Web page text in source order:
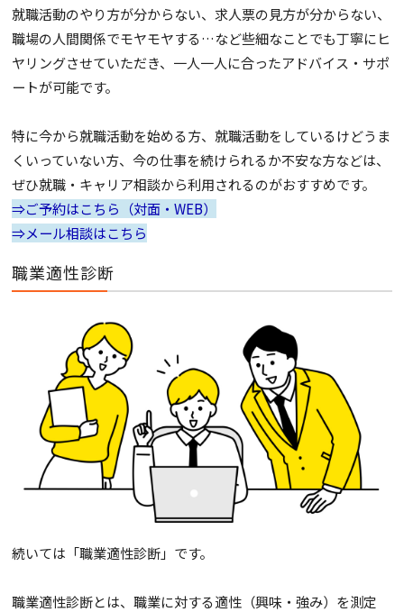
就職活動のやり方が分からない、求人票の見方が分からない、
職場の人間関係でモヤモヤする…など些細なことでも丁寧にヒ
ヤリングさせていただき、一人一人に合ったアドバイス・サポ
ートが可能です。
特に今から就職活動を始める方、就職活動をしているけどうま
くいっていない方、今の仕事を続けられるか不安な方などは、
ぜひ就職・キャリア相談から利用されるのがおすすめです。
⇒ご予約はこちら（対面・WEB）
⇒メール相談はこちら
職業適性診断
続いては「職業適性診断」です。
職業適性診断とは、職業に対する適性（興味・強み）を測定